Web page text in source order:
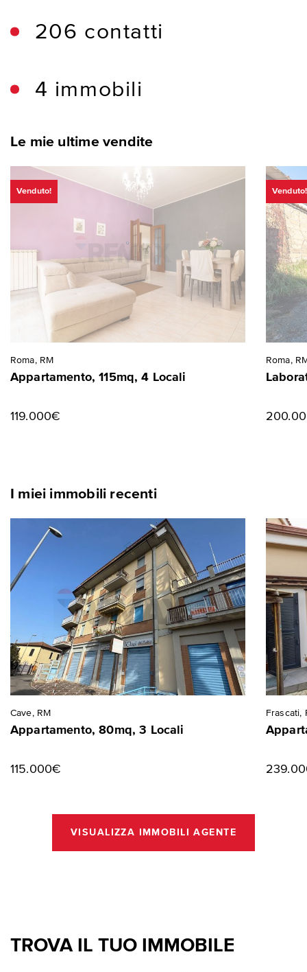
206 contatti
4 immobili
Le mie ultime vendite
Venduto!
Roma, RM
Appartamento, 115mq, 4 Locali
119.000€
Venduto!
Roma,
I miei immobili recenti
Cave, RM
Appartamento, 80mq, 3 Locali
115.000€
Frascati,
VISUALIZZA IMMOBILI AGENTE
TROVA IL TUO IMMOBILE